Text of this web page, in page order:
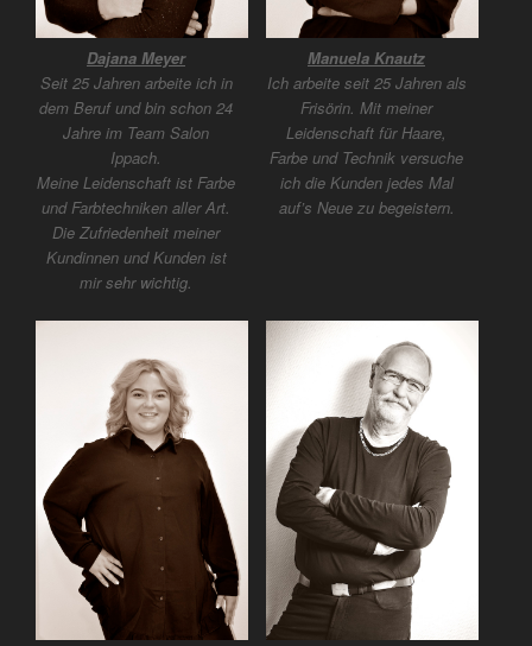
Dajana Meyer
Seit 25 Jahren arbeite ich in
dem Beruf und bin schon 24
Jahre im Team Salon
Ippach.
Meine Leidenschaft ist Farbe
und Farbtechniken aller Art.
Die Zufriedenheit meiner
Kundinnen und Kunden ist
mir sehr wichtig.
Manuela Knautz
Ich arbeite seit 25 Jahren als
Frisörin. Mit meiner
Leidenschaft für Haare,
Farbe und Technik versuche
ich die Kunden jedes Mal
auf’s Neue zu begeistern.